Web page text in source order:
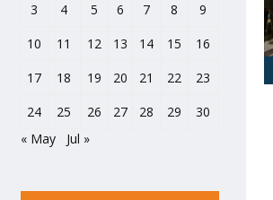
3
4 5 6 7 8
9
10
11 12 13 14 15
16
17
18 19 20 21 22
23
24
25 26 27 28 29
30
« May
Jul »